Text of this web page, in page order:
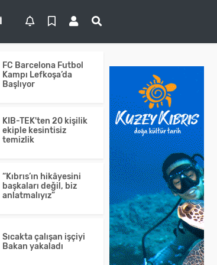
FC Barcelona Futbol
Kampı Lefkoşa’da
Başlıyor
KIB-TEK'ten 20 kişilik
ekiple kesintisiz
temizlik
“Kıbrıs’ın hikâyesini
başkaları değil, biz
anlatmalıyız”
Sıcakta çalışan işçiyi
Bakan yakaladı